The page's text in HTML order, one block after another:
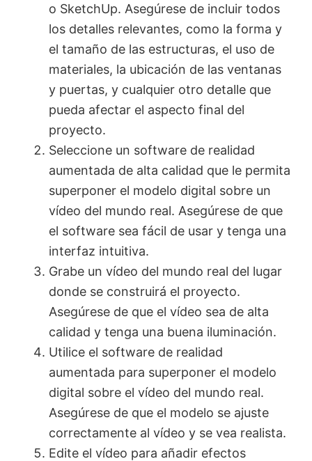
o SketchUp. Asegúrese de incluir todos
los detalles relevantes, como la forma y
el tamaño de las estructuras, el uso de
materiales, la ubicación de las ventanas
y puertas, y cualquier otro detalle que
pueda afectar el aspecto final del
proyecto.
Seleccione un software de realidad
aumentada de alta calidad que le permita
superponer el modelo digital sobre un
vídeo del mundo real. Asegúrese de que
el software sea fácil de usar y tenga una
interfaz intuitiva.
Grabe un vídeo del mundo real del lugar
donde se construirá el proyecto.
Asegúrese de que el vídeo sea de alta
calidad y tenga una buena iluminación.
Utilice el software de realidad
aumentada para superponer el modelo
digital sobre el vídeo del mundo real.
Asegúrese de que el modelo se ajuste
correctamente al vídeo y se vea realista.
Edite el vídeo para añadir efectos